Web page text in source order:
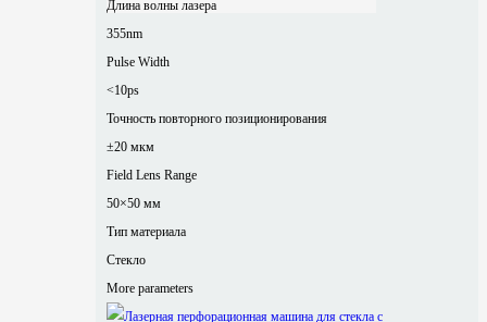
Длина волны лазера
355nm
Pulse Width
<10ps
Точность повторного позиционирования
±20 мкм
Field Lens Range
50×50 мм
Тип материала
Стекло
More parameters